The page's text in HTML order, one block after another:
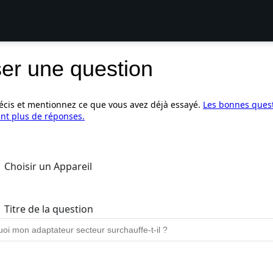
une question
et mentionnez ce que vous avez déjà essayé. Les bonnes
plus de réponses.
Choisir un Appareil
Titre de la question